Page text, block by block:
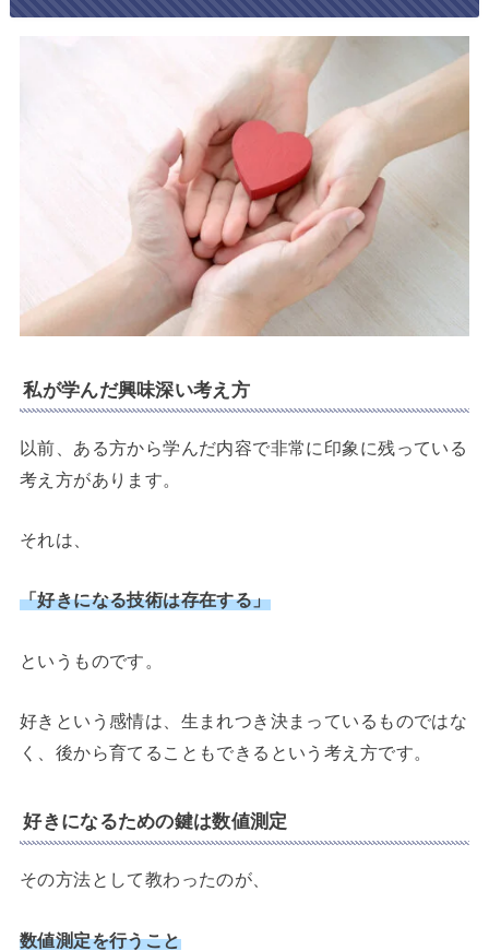
私が学んだ興味深い考え方
以前、ある方から学んだ内容で非常に印象に残っている
考え方があります。
それは、
「好きになる技術は存在する」
というものです。
好きという感情は、生まれつき決まっているものではな
く、後から育てることもできるという考え方です。
好きになるための鍵は数値測定
その方法として教わったのが、
数値測定を行うこと